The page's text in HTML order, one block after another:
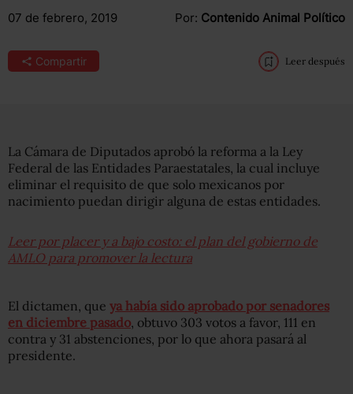
07 de febrero, 2019 Por: Contenido Animal Político
Compartir Leer después
La Cámara de Diputados aprobó la reforma a la Ley
Federal de las Entidades Paraestatales, la cual incluye
eliminar el requisito de que solo mexicanos por
nacimiento puedan dirigir alguna de estas entidades.
Leer por placer y a bajo costo: el plan del gobierno de
AMLO para promover la lectura
El dictamen, que ya había sido aprobado por senadores
en diciembre pasado, obtuvo 303 votos a favor, 111 en
contra y 31 abstenciones, por lo que ahora pasará al
presidente.